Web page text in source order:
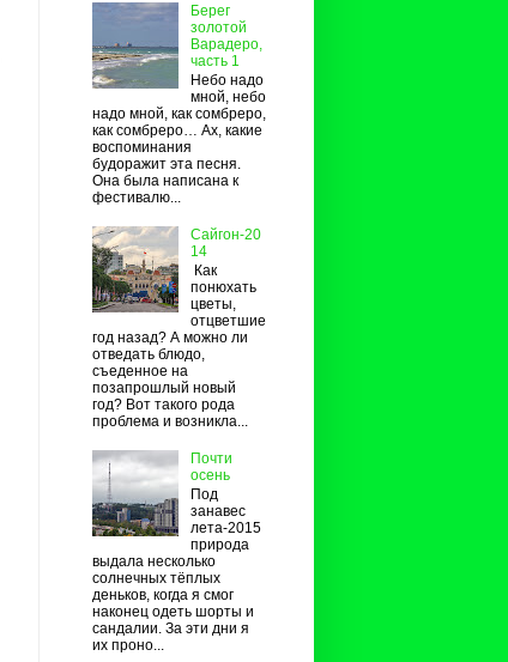
Берег
золотой
Варадеро,
часть 1
Небо надо
мной, небо
надо мной, как сомбреро,
как сомбреро… Ах, какие
воспоминания
будоражит эта песня.
Она была написана к
фестивалю...
Сайгон-20
14
Как
понюхать
цветы,
отцветшие
год назад? А можно ли
отведать блюдо,
съеденное на
позапрошлый новый
год? Вот такого рода
проблема и возникла...
Почти
осень
Под
занавес
лета-2015
природа
выдала несколько
солнечных тёплых
деньков, когда я смог
наконец одеть шорты и
сандалии. За эти дни я
их проно...